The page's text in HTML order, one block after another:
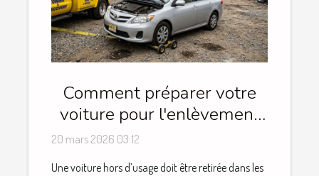
Comment préparer votre
voiture pour l'enlèvement
par un épaviste ?
20 mars 2026 03:12
Une voiture hors d’usage doit être retirée dans les